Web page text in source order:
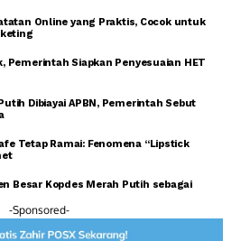
Online yang Praktis, Cocok untuk
Pemerintah Siapkan Penyesuaian HET
Dibiayai APBN, Pemerintah Sebut
Tetap Ramai: Fenomena “Lipstick
Besar Kopdes Merah Putih sebagai
-Sponsored-